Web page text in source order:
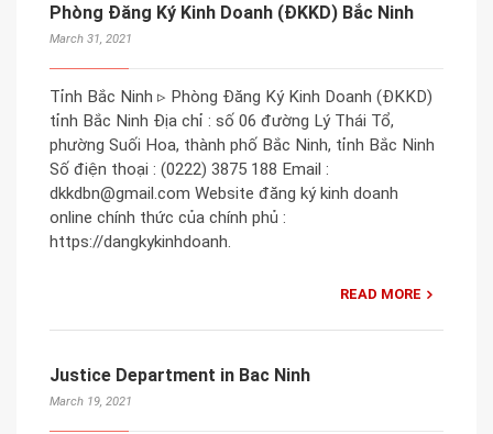
Phòng Đăng Ký Kinh Doanh (ĐKKD) Bắc Ninh
March 31, 2021
Tỉnh Bắc Ninh ▹ Phòng Đăng Ký Kinh Doanh (ĐKKD)
tỉnh Bắc Ninh Địa chỉ : số 06 đường Lý Thái Tổ,
phường Suối Hoa, thành phố Bắc Ninh, tỉnh Bắc Ninh
Số điện thoại : (0222) 3875 188 Email :
dkkdbn@gmail.com Website đăng ký kinh doanh
online chính thức của chính phủ :
https://dangkykinhdoanh.
READ MORE
Justice Department in Bac Ninh
March 19, 2021